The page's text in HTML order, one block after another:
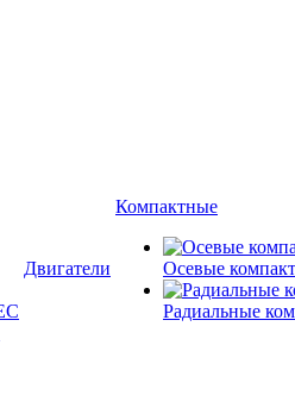
Двигатели
Компактные
Осевые
Радиальные